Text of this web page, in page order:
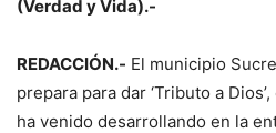
(Verdad y Vida).-
REDACCIÓN.- El municipio
prepara para dar ‘Tributo a
ha venido desarrollando en la